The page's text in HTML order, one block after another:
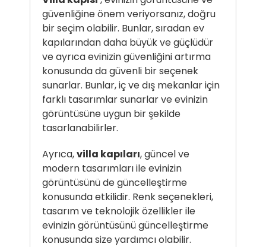
güvenliğine önem veriyorsanız, doğru
bir seçim olabilir. Bunlar, sıradan ev
kapılarından daha büyük ve güçlüdür
ve ayrıca evinizin güvenliğini artırma
konusunda da güvenli bir seçenek
sunarlar. Bunlar, iç ve dış mekanlar için
farklı tasarımlar sunarlar ve evinizin
görüntüsüne uygun bir şekilde
tasarlanabilirler.
Ayrıca,villa kapıları, güncel ve
modern tasarımları ile evinizin
görüntüsünü de güncelleştirme
konusunda etkilidir. Renk seçenekleri,
tasarım ve teknolojik özellikler ile
evinizin görüntüsünü güncelleştirme
konusunda size yardımcı olabilir.